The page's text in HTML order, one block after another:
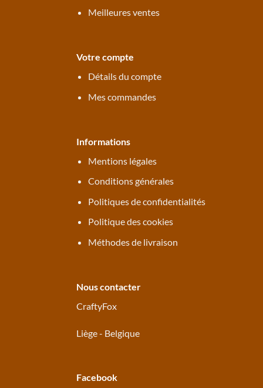
Meilleures ventes
Votre compte
Détails du compte
Mes commandes
Informations
Mentions légales
Conditions générales
Politiques de confidentialités
Politique des cookies
Méthodes de livraison
Nous contacter
CraftyFox
Liège - Belgique
Facebook